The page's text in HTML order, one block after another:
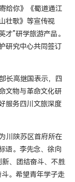
给你》《蜀道通江
壮歌》等宣传视
”研学旅游产品。
研究中心共同签订
长高继国表示，四
文物与革命文化研
服务四川文旅深度
川陕苏区首府所在
语。李先念、徐向
、团结奋斗、不胜
。希望青年学子走